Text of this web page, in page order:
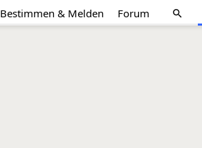
Bestimmen & Melden Forum search